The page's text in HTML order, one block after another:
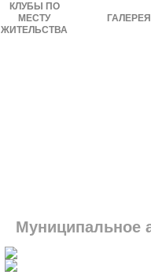
КЛУБЫ ПО
МЕСТУ
ЖИТЕЛЬСТВА
ГАЛЕРЕЯ
Муниципальное